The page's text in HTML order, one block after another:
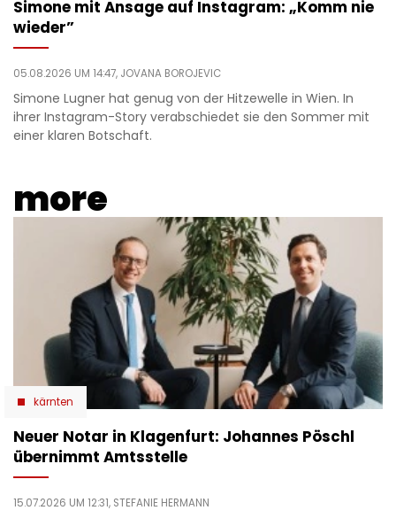
Simone mit Ansage auf Instagram: „Komm nie
wieder”
05.08.2026 UM 14:47, JOVANA BOROJEVIC
Simone Lugner hat genug von der Hitzewelle in Wien. In
ihrer Instagram-Story verabschiedet sie den Sommer mit
einer klaren Botschaft.
more
kärnten
Neuer Notar in Klagenfurt: Johannes Pöschl
übernimmt Amtsstelle
15.07.2026 UM 12:31, STEFANIE HERMANN